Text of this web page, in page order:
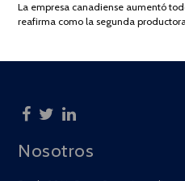
La empresa canadiense aumentó
reafirma como la segunda
Nosotros